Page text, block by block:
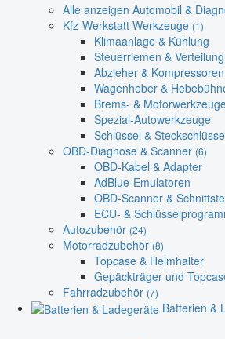
Alle anzeigen Automobil &
Kfz-Werkstatt Werkzeuge (1)
Klimaanlage & Kühlung
Steuerriemen & Verteilung
Abzieher & Kompressoren
Wagenheber &
Brems- &
Spezial-Autowerkzeuge
Schlüssel &
OBD-Diagnose & Scanner (6)
OBD-Kabel & Adapter
AdBlue-Emulatoren
OBD-Scanner &
ECU- &
Autozubehör (24)
Motorradzubehör (8)
Topcase & Helmhalter
Gepäckträger und
Fahrradzubehör (7)
Batterien &